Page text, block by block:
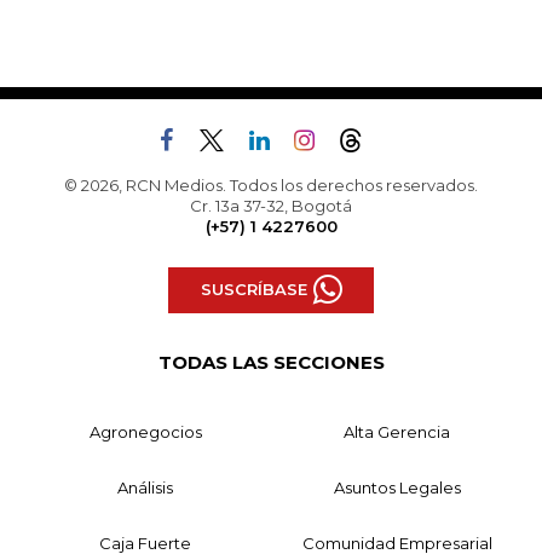
© 2026, RCN Medios. Todos los derechos reservados.
Cr. 13a 37-32, Bogotá
(+57) 1 4227600
SUSCRÍBASE
TODAS LAS SECCIONES
Agronegocios Alta Gerencia
Análisis Asuntos Legales
Caja Fuerte Comunidad Empresarial